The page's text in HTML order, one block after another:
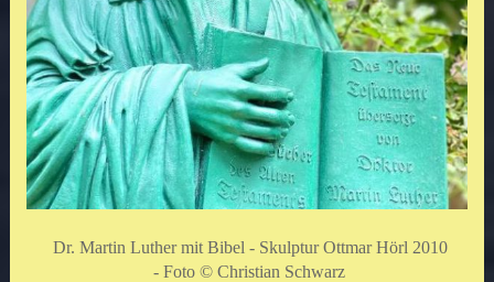
Dr. Martin Luther mit Bibel - Skulptur Ottmar Hörl 2010
- Foto © Christian Schwarz